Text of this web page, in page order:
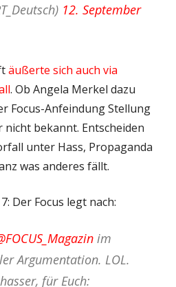
12. September
äußerte sich auch via
. Ob Angela Merkel dazu
Focus-Anfeindung Stellung
bekannt. Entscheiden
unter Hass, Propaganda
was anderes fällt.
Der Focus legt nach:
im
Argumentation. LOL.
für Euch: